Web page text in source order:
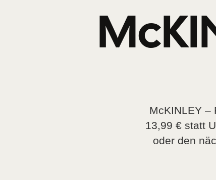
McKINLEY –
13,99 € statt
oder den